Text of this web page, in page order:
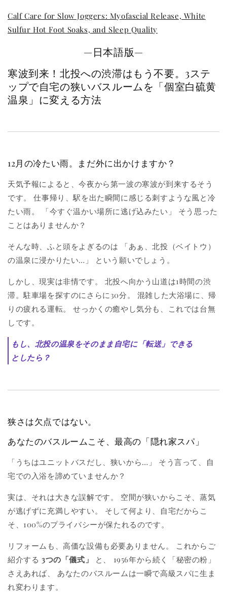
Calf Care for Slow Joggers: Myofascial Release, White
Sulfur Hot Foot Soaks, and Sleep Quality
—日本語版—
寒波到来！北投への渋滞はもう不要。3ステ
ップで自宅の狭いバスルームを「個室白硫黄
温泉」に変える方法
12月の冷たい雨。まだ外に出かけますか？
天気予報によると、今夜から第一波の寒波が到来するそう
です。 仕事帰り、駅を出た瞬間に感じる刺すような風と冷
たい雨。 「今すぐ温かい場所に逃げ込みたい」 そう思った
ことはありませんか？
そんな時、ふと頭をよぎるのは 「あぁ、北投（ベイトウ）
の温泉に浸かりたい…」 という願いでしょう。
しかし、現実は非情です。 北投へ向かう山道は1時間の渋
滞。駐車場を探すのにさらに30分。 混雑した大浴場に、帰
りの疲れる運転。 せっかくの癒やし気分も、これでは台無
しです。
もし、北投の温泉をそのまま自宅に「転送」できる
としたら？
狭さは欠点ではない。
あなたのバスルームこそ、最高の「隠れ家スパ」
「うちはユニットバスだし、狭いから…」 そう言って、自
宅での入浴を諦めていませんか？
実は、それは大きな誤解です。 空間が狭いからこそ、蒸気
が逃げずに充満しやすい。 そして何より、自宅だからこ
そ、100%のプライバシーが保たれるのです。
リフォームも、高価な設備も必要ありません。 これからご
紹介する 3つの「儀式」
と、 1956年から続く「秘密の粉」
さえあれば、 あなたのバスルームは一瞬で高級スパに生ま
れ変わります。